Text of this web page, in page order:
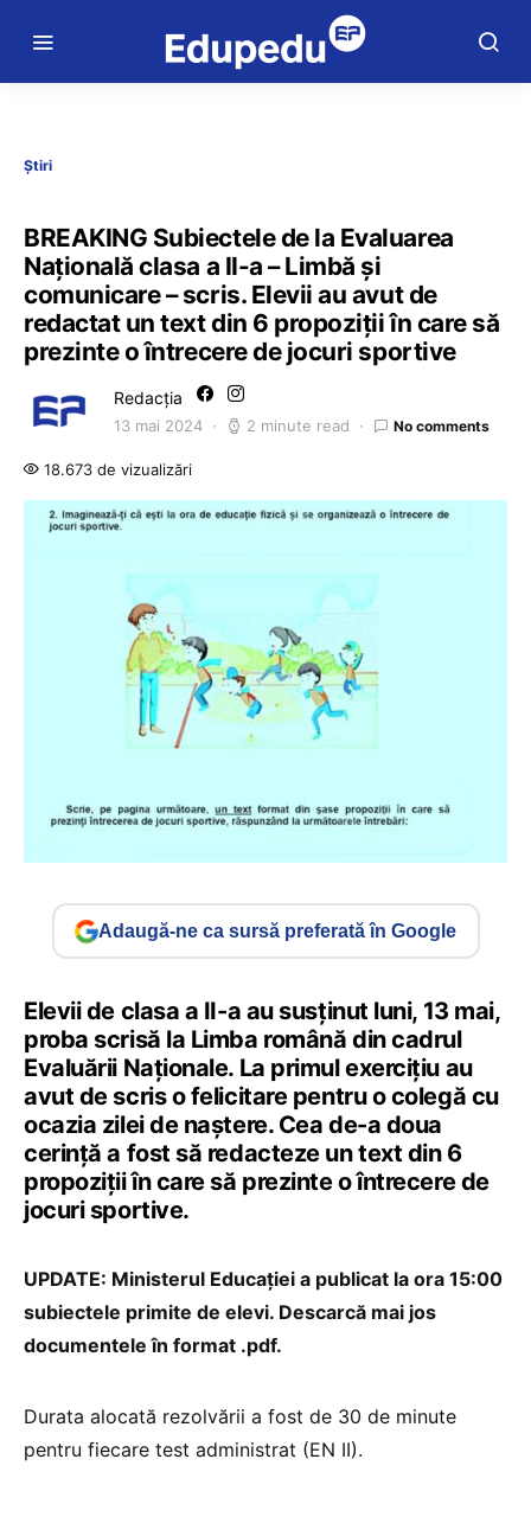
Știri
BREAKING Subiectele de la Evaluarea
Națională clasa a II-a – Limbă și
comunicare – scris. Elevii au avut de
redactat un text din 6 propoziții în care să
prezinte o întrecere de jocuri sportive
Redacția
13 mai 2024 2 minute read No comments
18.673 de vizualizări
Adaugă-ne ca sursă preferată în Google
Elevii de clasa a II-a au susținut luni, 13 mai,
proba scrisă la Limba română din cadrul
Evaluării Naționale. La primul exercițiu au
avut de scris o felicitare pentru o colegă cu
ocazia zilei de naștere. Cea de-a doua
cerință a fost să redacteze un text din 6
propoziții în care să prezinte o întrecere de
jocuri sportive.
UPDATE: Ministerul Educației a publicat la ora 15:00
subiectele primite de elevi. Descarcă mai jos
documentele în format .pdf.
Durata alocată rezolvării a fost de 30 de minute
pentru fiecare test administrat (EN II).